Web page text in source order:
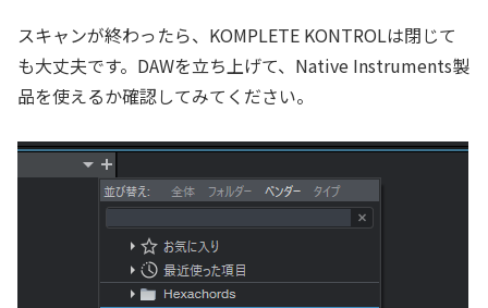
スキャンが終わったら、KOMPLETE KONTROLは閉じて
も大丈夫です。DAWを立ち上げて、Native Instruments製
品を使えるか確認してみてください。